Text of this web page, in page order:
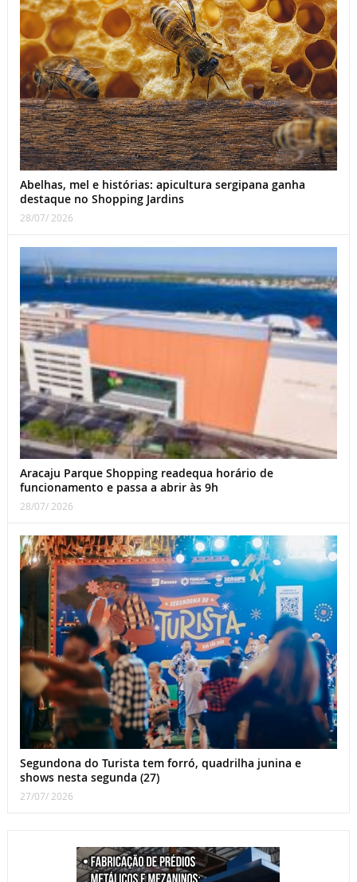
Abelhas, mel e histórias: apicultura sergipana ganha
destaque no Shopping Jardins
28/07/ 2026
Aracaju Parque Shopping readequa horário de
funcionamento e passa a abrir às 9h
28/07/ 2026
Segundona do Turista tem forró, quadrilha junina e
shows nesta segunda (27)
27/07/ 2026